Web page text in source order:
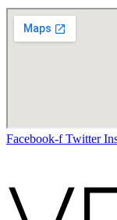
Facebook-f Twitter